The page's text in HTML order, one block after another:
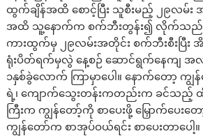
ထွက်ချိန်အထိ စောင့်ပြီး သူစီးမည့် ၂၉လမ်း
အထိ သူ့နောက်က စက်ဘီးတွန်း၍ လိုက်သည်
ကားထွက်မှ ၂၉လမ်းအတိုင်း စက်ဘီးစီးပြီး
ရုံးပိတ်ရက်မှလွဲ နေ့စဉ် ဆောင်ရွက်နေကျ အလု
၁နှစ်ခွဲလောက် ကြာမှာပေါ။ နောက်တော့ က
ရဲ့၊ ကျောက်သွေးတန်းကတည်းက ခင်သည့်
ကြီးက ကျွန်တော့်ကို စာပေးဖို့ မြှောက်ပေ
ကျွန်တော်က စာအုပ်ဝယ်ရင်း စာပေးတာပ